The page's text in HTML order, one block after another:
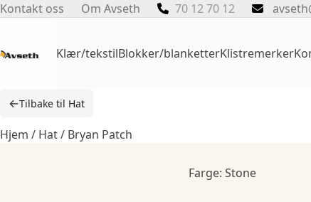
Skip
Kontakt oss Om Avseth 70 12 70 12
Klær/tekstilBlokker/blanketterKlistremerker
←Tilbake til Hat
Hjem / Hat/ Bryan Patch
Farge: Stone